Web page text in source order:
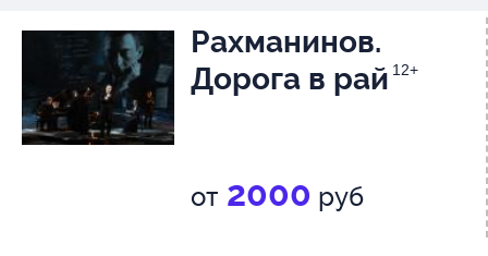
Рахманинов.
Дорога в рай 12+
от 2000 руб